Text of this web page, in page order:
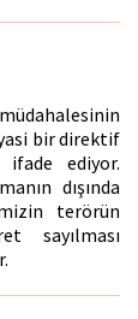
bir direktif
ediyor.
dışında
terörün
sayılması